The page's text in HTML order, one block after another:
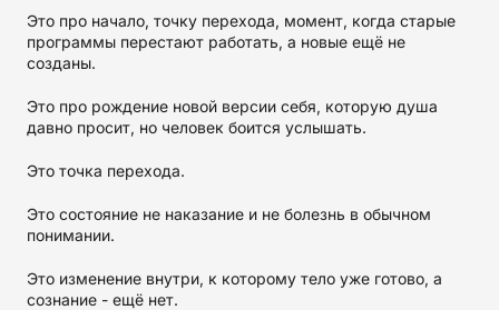
Это про начало, точку перехода, момент, когда старые
программы перестают работать, а новые ещё не
созданы.
Это про рождение новой версии себя, которую душа
давно просит, но человек боится услышать.
Это точка перехода.
Это состояние не наказание и не болезнь в обычном
понимании.
Это изменение внутри, к которому тело уже готово, а
сознание - ещё нет.